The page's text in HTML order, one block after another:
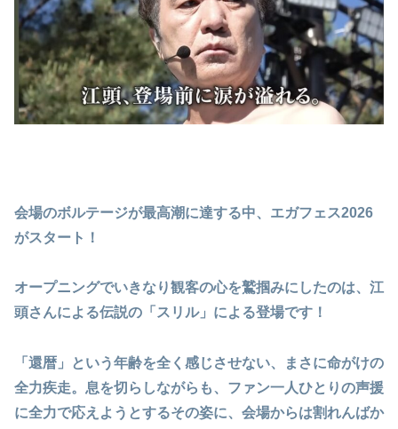
会場のボルテージが最高潮に達する中、エガフェス2026
がスタート！
オープニングでいきなり観客の心を鷲掴みにしたのは、江
頭さんによる伝説の「スリル」による登場です！
「還暦」という年齢を全く感じさせない、まさに命がけの
全力疾走。息を切らしながらも、ファン一人ひとりの声援
に全力で応えようとするその姿に、会場からは割れんばか